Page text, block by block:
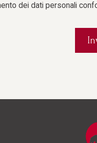
dei dati personali